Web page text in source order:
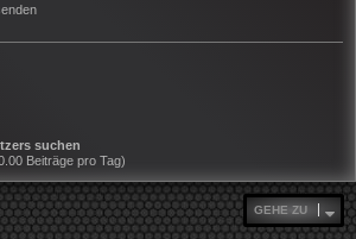
suchen
Beiträge pro Tag)
GEHE ZU